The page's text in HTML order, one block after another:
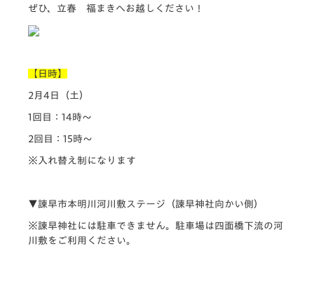
ぜひ、立春 福まきへお越しください！
【日時】
2月4日（土）
1回目：14時～
2回目：15時～
※入れ替え制になります
▼諫早市本明川河川敷ステージ（諫早神社向かい側）
※諫早神社には駐車できません。駐車場は四面橋下流の河
川敷をご利用ください。